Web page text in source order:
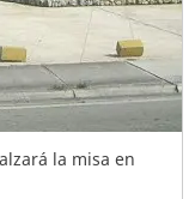
la misa en